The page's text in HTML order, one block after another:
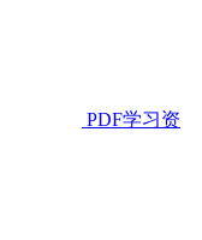
PDF学习资